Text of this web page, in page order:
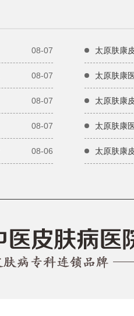
08-07 太原肤康
08-07 太原肤康
08-07 太原肤康
08-07 太原肤康
08-06 太原肤康